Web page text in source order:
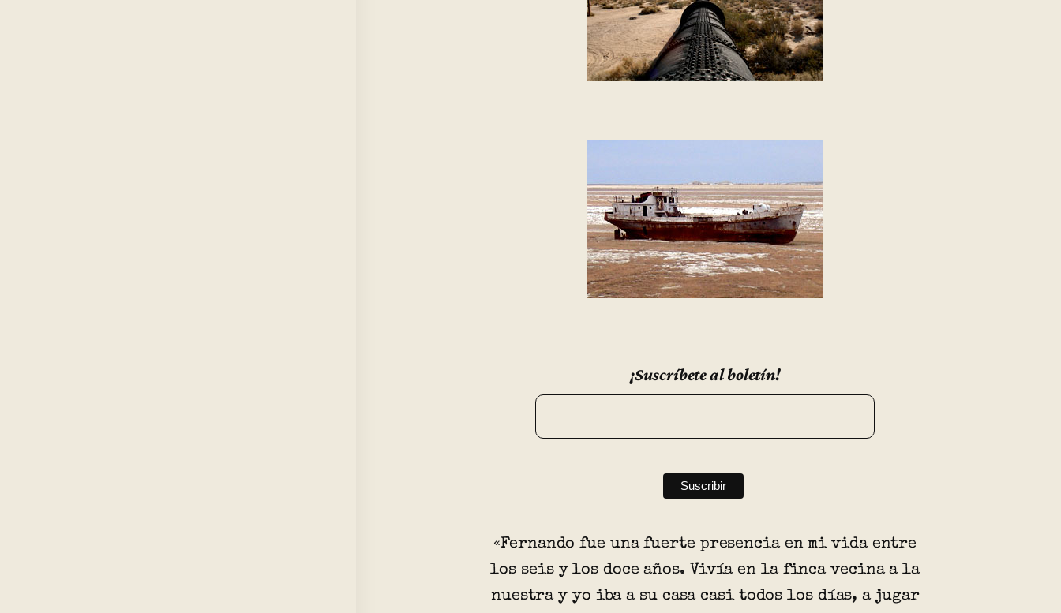
¡Suscríbete al boletín!
«Fernando fue una fuerte presencia en mi vida entre
los seis y los doce años. Vivía en la finca vecina a la
nuestra y yo iba a su casa casi todos los días, a jugar